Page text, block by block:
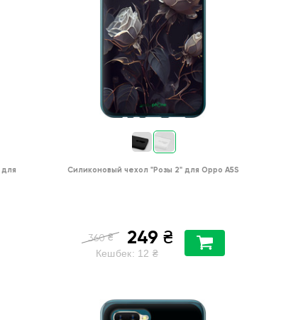
для
Силиконовый чехол "Розы 2" для Oppo A5S
360 ₴ 249 ₴
Кешбек: 12 ₴